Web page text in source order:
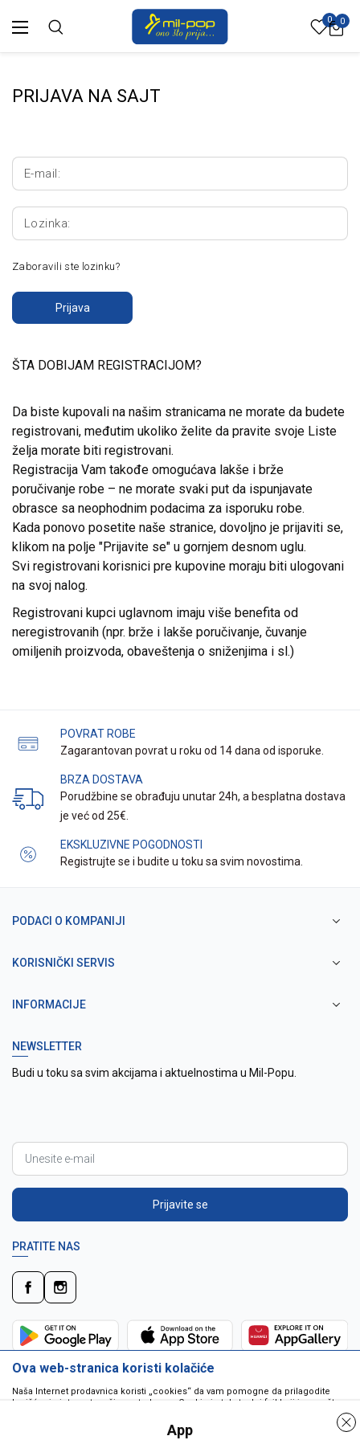
0 0
PRIJAVA NA SAJT
E-mail:
Lozinka:
Zaboravili ste lozinku?
Prijava
ŠTA DOBIJAM REGISTRACIJOM?
Da biste kupovali na našim stranicama ne morate da budete
registrovani, međutim ukoliko želite da pravite svoje Liste
želja morate biti registrovani.
Registracija Vam takođe omogućava lakše i brže
poručivanje robe – ne morate svaki put da ispunjavate
obrasce sa neophodnim podacima za isporuku robe.
Kada ponovo posetite naše stranice, dovoljno je prijaviti se,
klikom na polje "Prijavite se" u gornjem desnom uglu.
Svi registrovani korisnici pre kupovine moraju biti ulogovani
na svoj nalog.
Registrovani kupci uglavnom imaju više benefita od
neregistrovanih (npr. brže i lakše poručivanje, čuvanje
omiljenih proizvoda, obaveštenja o sniženjima i sl.)
POVRAT ROBE
Zagarantovan povrat u roku od 14 dana od isporuke.
BRZA DOSTAVA
Porudžbine se obrađuju unutar 24h, a besplatna dostava
je već od 25€.
EKSKLUZIVNE POGODNOSTI
Registrujte se i budite u toku sa svim novostima.
PODACI O KOMPANIJI
KORISNIČKI SERVIS
INFORMACIJE
NEWSLETTER
Budi u toku sa svim akcijama i aktuelnostima u Mil-Popu.
Prijavite se
PRATITE NAS
Ova web-stranica koristi kolačiće
Naša Internet prodavnica koristi „cookies“ da vam pomogne da prilagodite
korišćenje interneta vašim potrebama. Cookie je tekstualni fajl koji je smešten
da pokrenu program ili da isporuče virus vašem računaru. Cookie-i su
jedinstveno dodeljeni vama, i jedino mogu biti pročitani od strane web servera
App